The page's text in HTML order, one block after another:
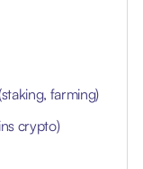
farming)
crypto)